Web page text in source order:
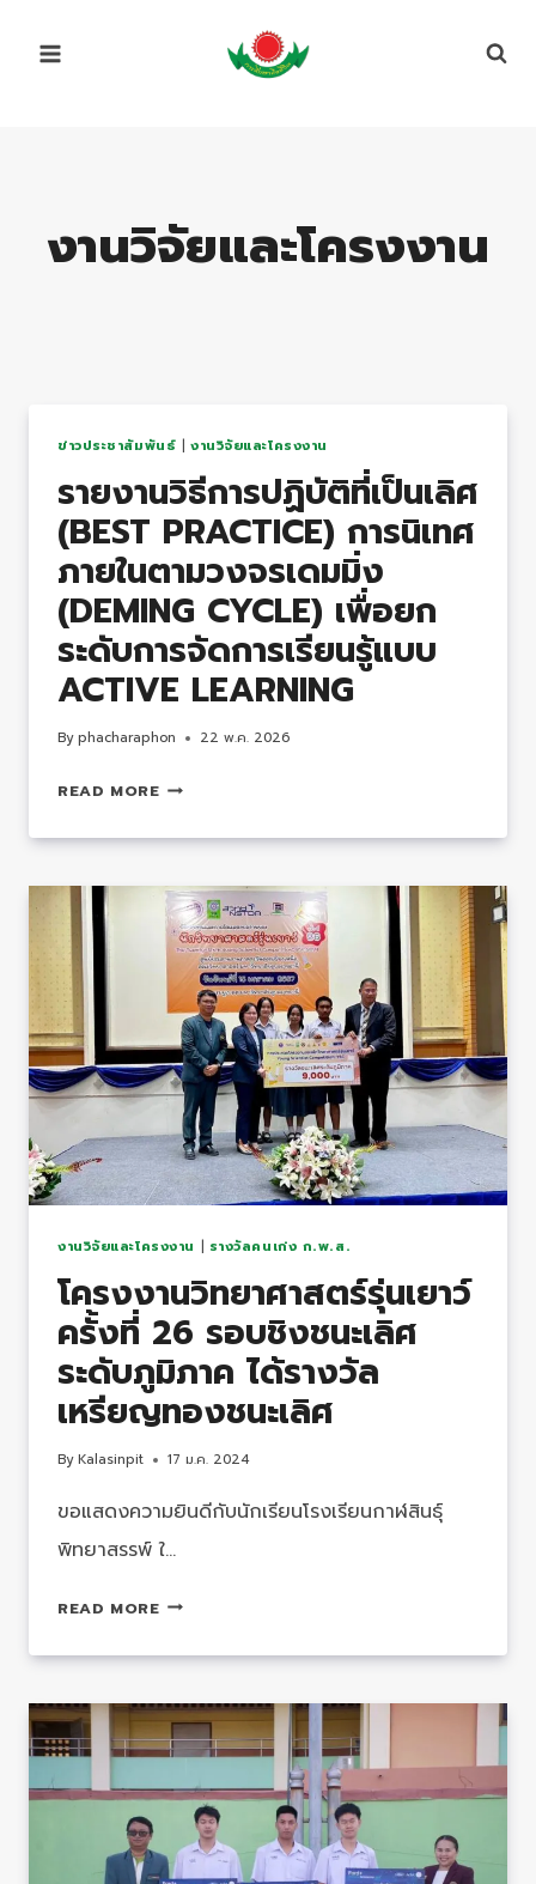
งานวิจัยและโครงงาน
ข่าวประชาสัมพันธ์ | งานวิจัยและโครงงาน
รายงานวิธีการปฏิบัติที่เป็นเลิศ
(BEST PRACTICE) การนิเทศ
ภายในตามวงจรเดมมิ่ง
(DEMING CYCLE) เพื่อยก
ระดับการจัดการเรียนรู้แบบ
ACTIVE LEARNING
Byphacharaphon 22 พ.ค. 2026
READ MOREรายงาน
การ
ที่
เป็น
เลิศ
(BEST
PRACTICE)
การ
นิเทศ
ภายใน
ตาม
วง
จร
(DEMING
CYCLE)
ยก
ระดับ
เรียน
แบบ
งานวิจัยและโครงงาน | รางวัลคนเก่ง ก.พ.ส.
โครงงานวิทยาศาสตร์รุ่นเยาว์
ครั้งที่ 26 รอบชิงชนะเลิศ
ระดับภูมิภาค ได้รางวัล
เหรียญทองชนะเลิศ
ByKalasinpit 17 ม.ค. 2024
ขอแสดงความยินดีกับนักเรียนโรงเรียนกาฬสินธุ์
พิทยาสรรพ์ ใ…
READ MOREโครง
วิทยาศาสตร์
เยาว์
ครั้ง
รอบ
ชิง